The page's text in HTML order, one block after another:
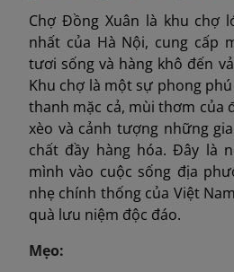
Chợ Đồng Xuân là khu chợ
nhất của Hà Nội, cung cấp
tươi sống và hàng khô đến
Khu chợ là một sự phong
thanh mặc cả, mùi thơm của
xèo và cảnh tượng những
chất đầy hàng hóa. Đây là
mình vào cuộc sống địa
nhẹ chính thống của Việt
quà lưu niệm độc đáo.
Mẹo: